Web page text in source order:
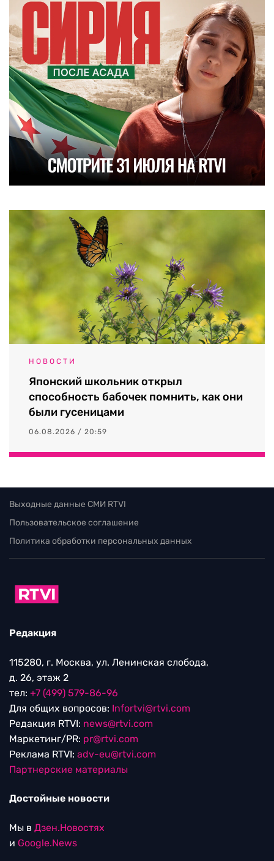
НОВОСТИ
Японский школьник открыл
способность бабочек помнить, как они
были гусеницами
06.08.2026 / 20:59
Выходные данные СМИ RTVI
Пользовательское соглашение
Политика обработки персональных данных
Редакция
115280, г. Москва, ул. Ленинская слобода,
д. 26, этаж 2
тел: +7 (499) 579-86-96
Для общих вопросов: Infortvi@rtvi.com
Редакция RTVI: news@rtvi.com
Маркетинг/PR: pr@rtvi.com
Реклама RTVI: adv-eu@rtvi.com
Партнерские материалы
Достойные новости
Мы в Дзен.Новостях
и Google.News